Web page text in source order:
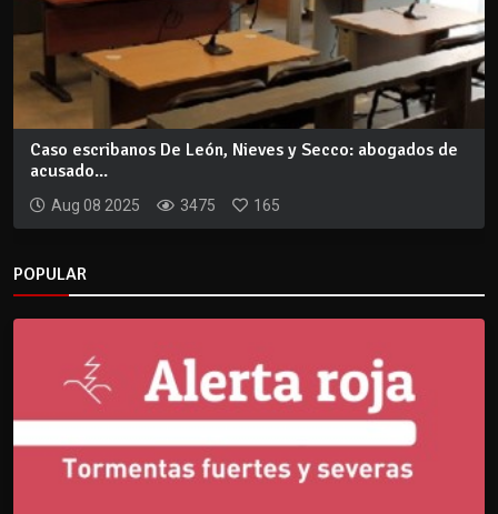
Caso escribanos De León, Nieves y Secco: abogados de
acusado...
Aug 08 2025 3475 165
POPULAR